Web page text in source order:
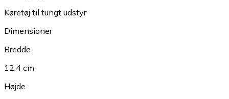
Køretøj til tungt udstyr
Dimensioner
Bredde
12.4 cm
Højde